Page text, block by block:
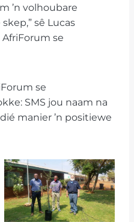
’n volhoubare
sê Lucas
se
se
SMS jou naam na
manier ’n positiewe